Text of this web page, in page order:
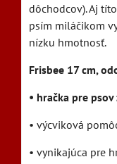
dôchodcov). Aj
psím miláčikom
nízku hmotnosť.
Frisbee 17 cm,
• hračka pre psov
• výcviková
• vynikajúca pre